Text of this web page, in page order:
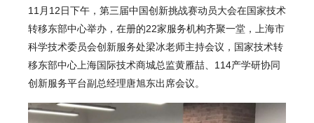
11月12日下午，第三届中国创新挑战赛动员大会在国家技术
转移东部中心举办，在册的22家服务机构齐聚一堂，上海市
科学技术委员会创新服务处梁冰老师主持会议，国家技术转
移东部中心上海国际技术商城总监黄雁喆、114产学研协同
创新服务平台副总经理唐旭东出席会议。